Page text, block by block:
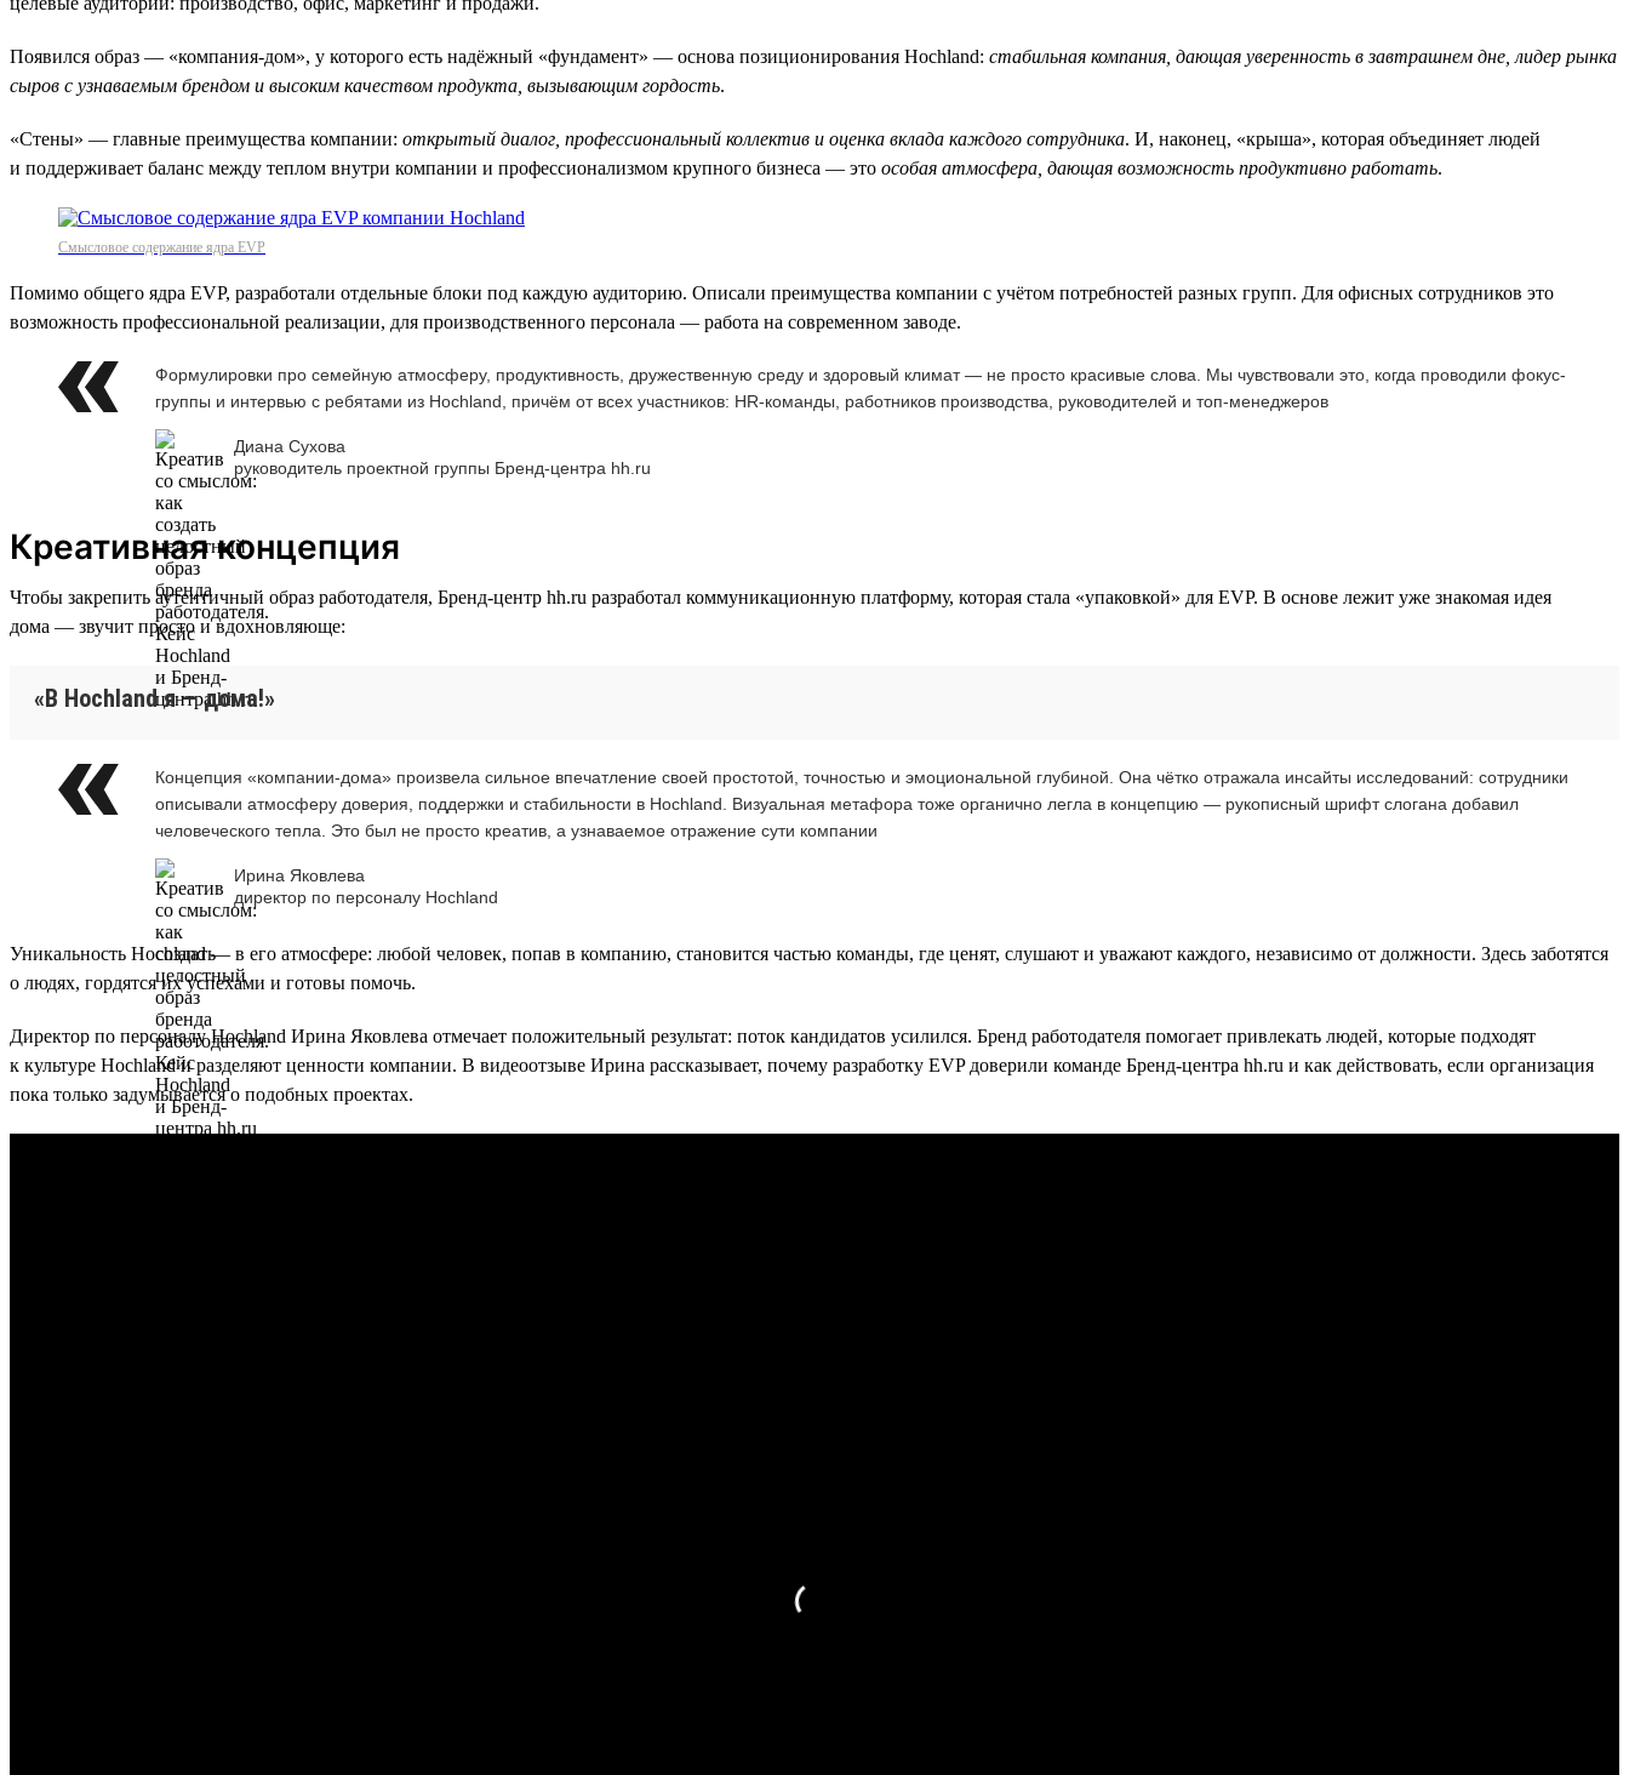
Появился образ — «компания-дом», у которого есть надёжный «фундамент» — основа позиционирования Hochland: стабильная компания, дающая уверенность в завтрашнем дне, лидер рынка
сыров с узнаваемым брендом и высоким качеством продукта, вызывающим гордость.
«Стены» — главные преимущества компании: открытый диалог, профессиональный коллектив и оценка вклада каждого сотрудника. И, наконец, «крыша», которая объединяет людей
и поддерживает баланс между теплом внутри компании и профессионализмом крупного бизнеса — это особая атмосфера, дающая возможность продуктивно работать.
Смысловое содержание ядра EVP
Помимо общего ядра EVP, разработали отдельные блоки под каждую аудиторию. Описали преимущества компании с учётом потребностей разных групп. Для офисных сотрудников это
возможность профессиональной реализации, для производственного персонала — работа на современном заводе.
Формулировки про семейную атмосферу, продуктивность, дружественную среду и здоровый климат — не просто красивые слова. Мы чувствовали это, когда проводили фокус-
группы и интервью с ребятами из Hochland, причём от всех участников: HR-команды, работников производства, руководителей и топ-менеджеров
Диана Сухова
руководитель проектной группы Бренд-центра hh.ru
Креативная концепция
Чтобы закрепить аутентичный образ работодателя, Бренд-центр hh.ru разработал коммуникационную платформу, которая стала «упаковкой» для EVP. В основе лежит уже знакомая идея
дома — звучит просто и вдохновляюще:
«В Hochland я — дома!»
Концепция «компании-дома» произвела сильное впечатление своей простотой, точностью и эмоциональной глубиной. Она чётко отражала инсайты исследований: сотрудники
описывали атмосферу доверия, поддержки и стабильности в Hochland. Визуальная метафора тоже органично легла в концепцию — рукописный шрифт слогана добавил
человеческого тепла. Это был не просто креатив, а узнаваемое отражение сути компании
Ирина Яковлева
директор по персоналу Hochland
Уникальность Hochland — в его атмосфере: любой человек, попав в компанию, становится частью команды, где ценят, слушают и уважают каждого, независимо от должности. Здесь заботятся
о людях, гордятся их успехами и готовы помочь.
Директор по персоналу Hochland Ирина Яковлева отмечает положительный результат: поток кандидатов усилился. Бренд работодателя помогает привлекать людей, которые подходят
к культуре Hochland и разделяют ценности компании. В видеоотзыве Ирина рассказывает, почему разработку EVP доверили команде Бренд-центра hh.ru и как действовать, если организация
пока только задумывается о подобных проектах.